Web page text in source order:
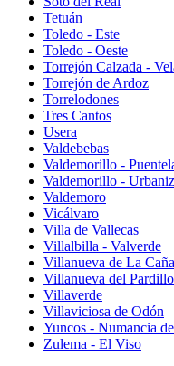
Tetuán
Toledo - Este
Toledo - Oeste
Torrejón Calzada -
Torrejón de Ardoz
Torrelodones
Tres Cantos
Usera
Valdebebas
Valdemorillo -
Valdemorillo -
Valdemoro
Vicálvaro
Villa de Vallecas
Villalbilla - Valverde
Villanueva de La
Villanueva del Pardillo
Villaverde
Villaviciosa de Odón
Yuncos - Numancia
Zulema - El Viso